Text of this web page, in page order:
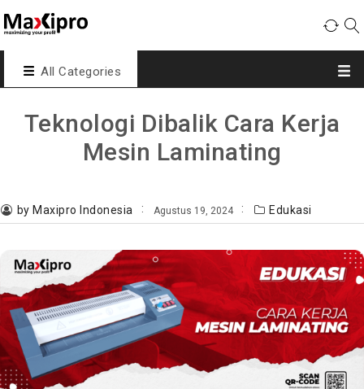
All Categories
Teknologi Dibalik Cara Kerja
Mesin Laminating
by Maxipro Indonesia Agustus 19, 2024 Edukasi